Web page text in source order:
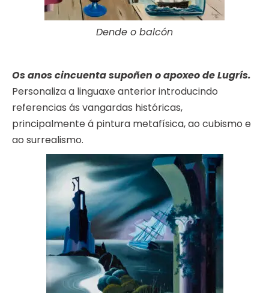
Dende o balcón
Os anos cincuenta supoñen o apoxeo de Lugrís.
Personaliza a linguaxe anterior introducindo
referencias ás vangardas históricas,
principalmente á pintura metafísica, ao cubismo e
ao surrealismo.